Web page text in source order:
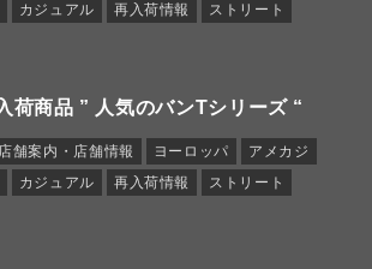
カジュアル 再入荷情報
ストリート
荷商品 ” 人気のバンTシリーズ “
店舗案内・店舗情報 ヨーロッパ
アメカジ
カジュアル 再入荷情報
ストリート